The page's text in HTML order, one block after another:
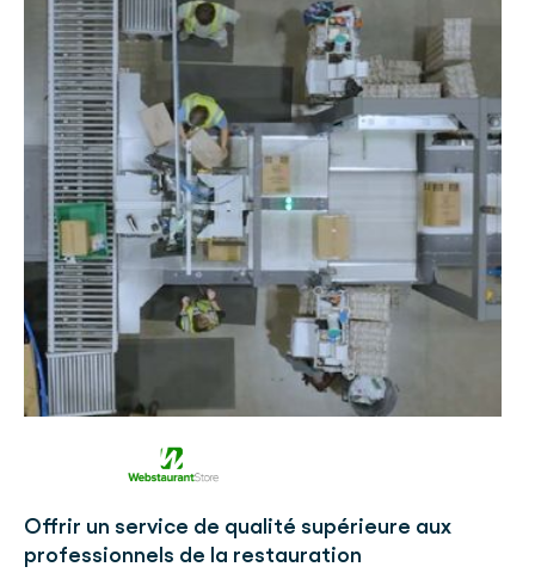
Offrir un service de qualité supérieure aux
professionnels de la restauration